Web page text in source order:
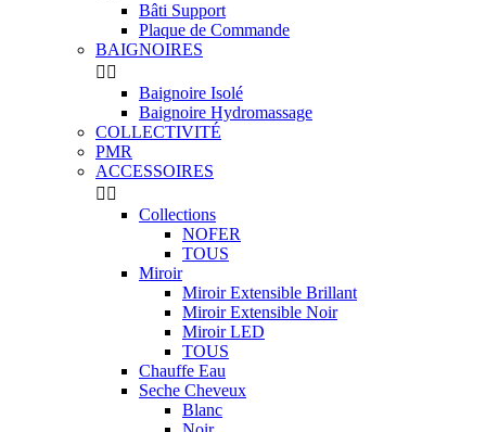
Bâti Support
Plaque de Commande
BAIGNOIRES
 
Baignoire Isolé
Baignoire Hydromassage
COLLECTIVITÉ
PMR
ACCESSOIRES
 
Collections
NOFER
TOUS
Miroir
Miroir Extensible Brillant
Miroir Extensible Noir
Miroir LED
TOUS
Chauffe Eau
Seche Cheveux
Blanc